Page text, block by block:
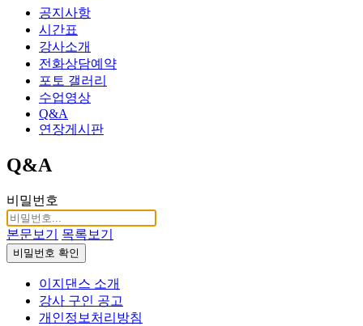
공지사항
시간표
강사소개
전화상담예약
포토 갤러리
수업영상
Q&A
연장게시판
Q&A
비밀번호
본문보기 목록보기
비밀번호 확인
이지댄스 소개
강사 구인 공고
개인정보처리방침